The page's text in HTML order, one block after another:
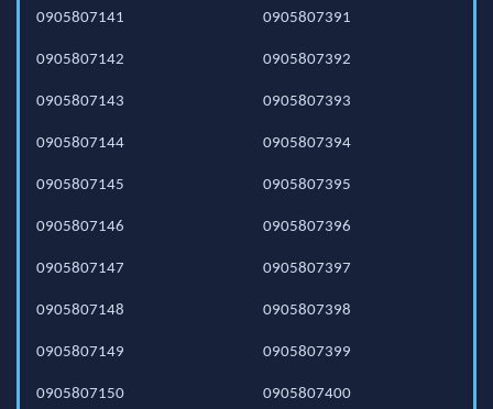
0905807141
0905807142
0905807143
0905807144
0905807145
0905807146
0905807147
0905807148
0905807149
0905807150
0905807391
0905807392
0905807393
0905807394
0905807395
0905807396
0905807397
0905807398
0905807399
0905807400